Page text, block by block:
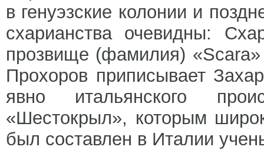
в генуэзские колонии и
схарианства очевидны:
прозвище (фамилия) «Scara»
Прохоров приписывает
явно итальянского
«Шестокрыл», которым
был составлен в Италии